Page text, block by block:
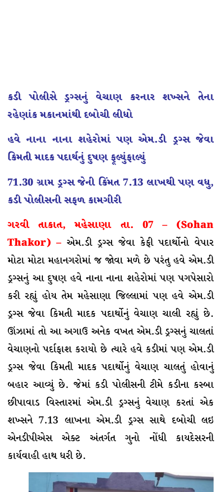
કડી પોલીસે ડ્રગ્સનું વેચાણ કરનાર શખ્સને તેના
રહેણાંક મકાનમાંથી દબોચી લીધો
હવે નાના નાના શહેરોમાં પણ એમ.ડી ડ્રગ્સ જેવા
કિમતી માદક પદાર્થનું દુષણ ફૂલ્યુંફાલ્યું
71.30 ગ્રામ ડ્રગ્સ જેની કિંમત 7.13 લાખથી પણ વધુ,
કડી પોલીસની સફળ કામગીરી
ગરવી તાકાત, મહેસાણા તા. 07 – (Sohan
Thakor) – એમ.ડી ડ્રગ્સ જેવા કેફી પદાર્થોનો વેપાર
મોટા મોટા મહાનગરોમાં જ જોવા મળે છે પરંતુ હવે એમ.ડી
ડ્રગ્સનું આ દુષણ હવે નાના નાના શહેરોમાં પણ પગપેસારો
કરી રહ્યું હોય તેમ મહેસાણા જિલ્લામાં પણ હવે એમ.ડી
ડ્રગ્સ જેવા કિમતી માદક પદાર્થોનું વેચાણ ચાલી રહ્યું છે.
ઊંઝામાં તો આ અગાઉ અનેક વખત એમ.ડી ડ્રગ્સનું ચાલતાં
વેચાણનો પર્દાફાશ કરાયો છે ત્યારે હવે કડીમાં પણ એમ.ડી
ડ્રગ્સ જેવા કિમતી માદક પદાર્થોનું વેચાણ ચાલતું હોવાનું
બહાર આવ્યું છે. જેમાં કડી પોલીસની ટીમે કડીના કસ્બા
છીપાવાડ વિસ્તારમાં એમ.ડી ડ્રગ્સનું વેચાણ કરતાં એક
શખ્સને 7.13 લાખના એમ.ડી ડ્રગ્સ સાથે દબોચી લઇ
એનડીપીએસ એક્ટ અંતર્ગત ગુનો નોંધી કાયદેસરની
કાર્યવાહી હાથ ધરી છે.